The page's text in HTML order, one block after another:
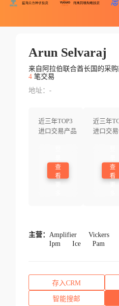
Arun Selvaraj
来自阿拉伯联合酋长国的采
4笔交易
地址：-
近三年TOP3
进口交易产品
查
看
近三年
进口交
查
看
主营： Amplifier Vickers
Ipm
Ice Pam
存入CRM
智能搜邮